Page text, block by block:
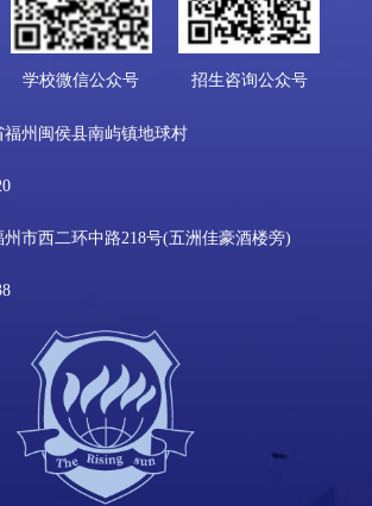
学校微信公众号 招生咨询公众号
州闽侯县南屿镇地球村
市西二环中路218号(五洲佳豪酒楼旁)